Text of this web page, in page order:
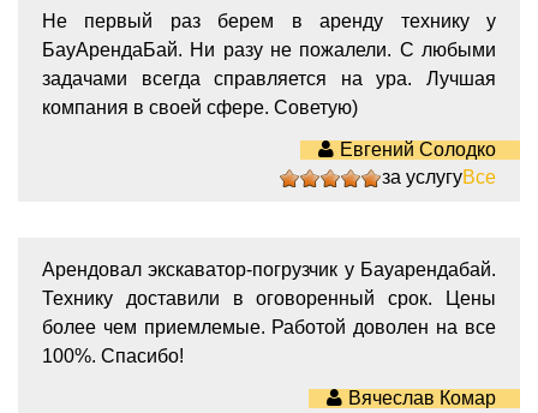
Не первый раз берем в аренду технику у
БауАрендаБай. Ни разу не пожалели. С любыми
задачами всегда справляется на ура. Лучшая
компания в своей сфере. Советую)
Евгений Солодко
5
за услугуВсе
Арендовал экскаватор-погрузчик у Бауарендабай.
Технику доставили в оговоренный срок. Цены
более чем приемлемые. Работой доволен на все
100%. Спасибо!
Вячеслав Комар